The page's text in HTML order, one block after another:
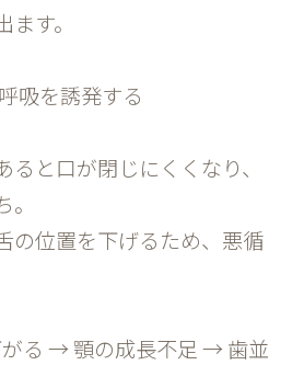
す。
吸を誘発する
と口が閉じにくくなり、
の位置を下げるため、悪循
る → 顎の成長不足 → 歯並